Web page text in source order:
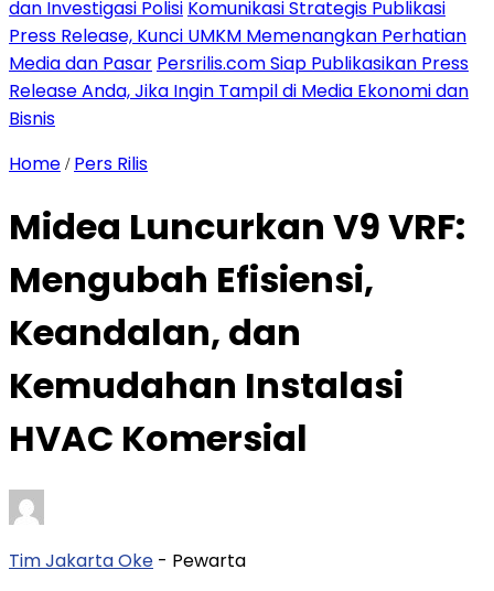
dan Investigasi Polisi Komunikasi Strategis Publikasi
Press Release, Kunci UMKM Memenangkan Perhatian
Media dan Pasar Persrilis.com Siap Publikasikan Press
Release Anda, Jika Ingin Tampil di Media Ekonomi dan
Bisnis
Home / Pers Rilis
Midea Luncurkan V9 VRF:
Mengubah Efisiensi,
Keandalan, dan
Kemudahan Instalasi
HVAC Komersial
Tim Jakarta Oke - Pewarta